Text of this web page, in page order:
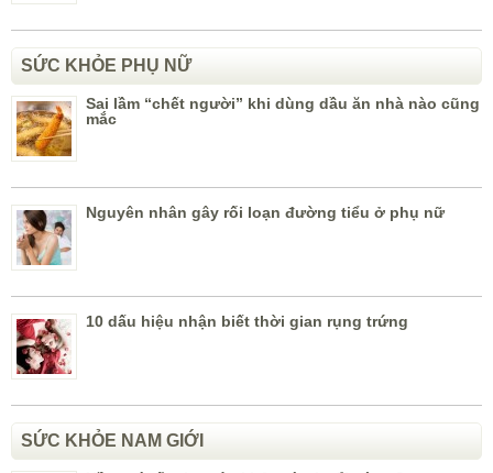
SỨC KHỎE PHỤ NỮ
Sai lầm “chết người” khi dùng dầu ăn nhà nào cũng
mắc
Nguyên nhân gây rối loạn đường tiểu ở phụ nữ
10 dấu hiệu nhận biết thời gian rụng trứng
SỨC KHỎE NAM GIỚI